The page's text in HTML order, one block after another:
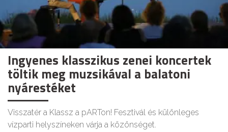
Ingyenes klasszikus zenei koncertek
töltik meg muzsikával a balatoni
nyárestéket
Visszatér a Klassz a pARTon! Fesztivál és különleges
vízparti helyszíneken várja a közönséget.